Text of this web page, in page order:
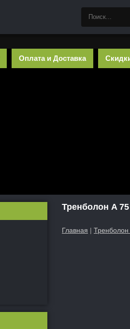
Оплата и Доставка
Тренболон A
Главная |